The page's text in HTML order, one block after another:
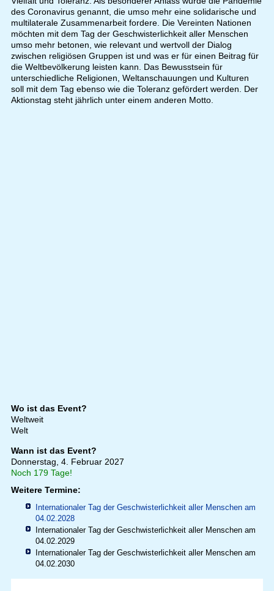
des Coronavirus genannt, die umso mehr eine solidarische und
multilaterale Zusammenarbeit fordere. Die Vereinten Nationen
möchten mit dem Tag der Geschwisterlichkeit aller Menschen
umso mehr betonen, wie relevant und wertvoll der Dialog
zwischen religiösen Gruppen ist und was er für einen Beitrag für
die Weltbevölkerung leisten kann. Das Bewusstsein für
unterschiedliche Religionen, Weltanschauungen und Kulturen
soll mit dem Tag ebenso wie die Toleranz gefördert werden. Der
Aktionstag steht jährlich unter einem anderen Motto.
Wo ist das Event?
Weltweit
Welt
Wann ist das Event?
Donnerstag, 4. Februar 2027
Noch 179 Tage!
Weitere Termine:
Internationaler Tag der Geschwisterlichkeit aller Menschen am
04.02.2028
Internationaler Tag der Geschwisterlichkeit aller Menschen am
04.02.2029
Internationaler Tag der Geschwisterlichkeit aller Menschen am
04.02.2030